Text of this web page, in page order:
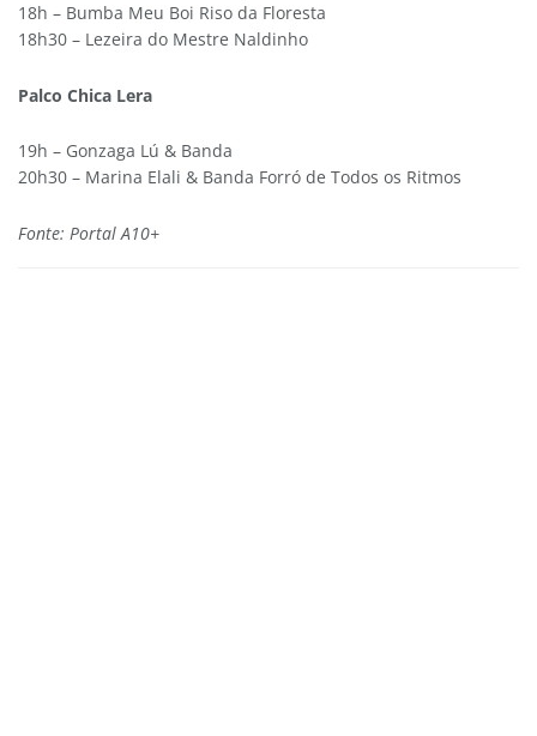
18h – Bumba Meu Boi Riso da Floresta
18h30 – Lezeira do Mestre Naldinho
Palco Chica Lera
19h – Gonzaga Lú & Banda
20h30 – Marina Elali & Banda Forró de Todos os Ritmos
Fonte: Portal A10+